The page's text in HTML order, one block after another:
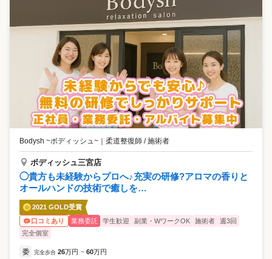
Bodysh ~ボディッシュ~ 柔道整復師 / 施術者
ボディッシュ三宮店
◯貴方も未経験からプロへ♪充実の研修?アロマの香りと
オールハンドの技術で癒しを…
2021 GOLD受賞
口コミあり
業務委託 学生歓迎 副業・WワークOK 施術者
週3回
完全個室
委 完全歩合 26万円 ~ 60万円